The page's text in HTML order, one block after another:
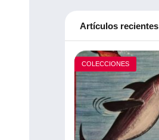
Artículos recientes
COLECCIONES